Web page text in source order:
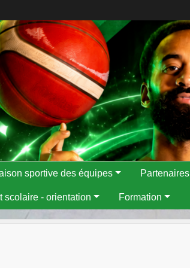
sportive des équipes Partenaires
scolaire - orientation Formation